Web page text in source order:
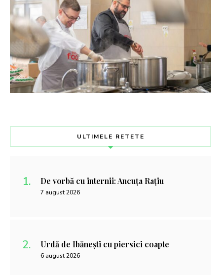
ULTIMELE RETETE
De vorbă cu internii: Ancuța Rațiu
7 august 2026
Urdă de Ibănești cu piersici coapte
6 august 2026